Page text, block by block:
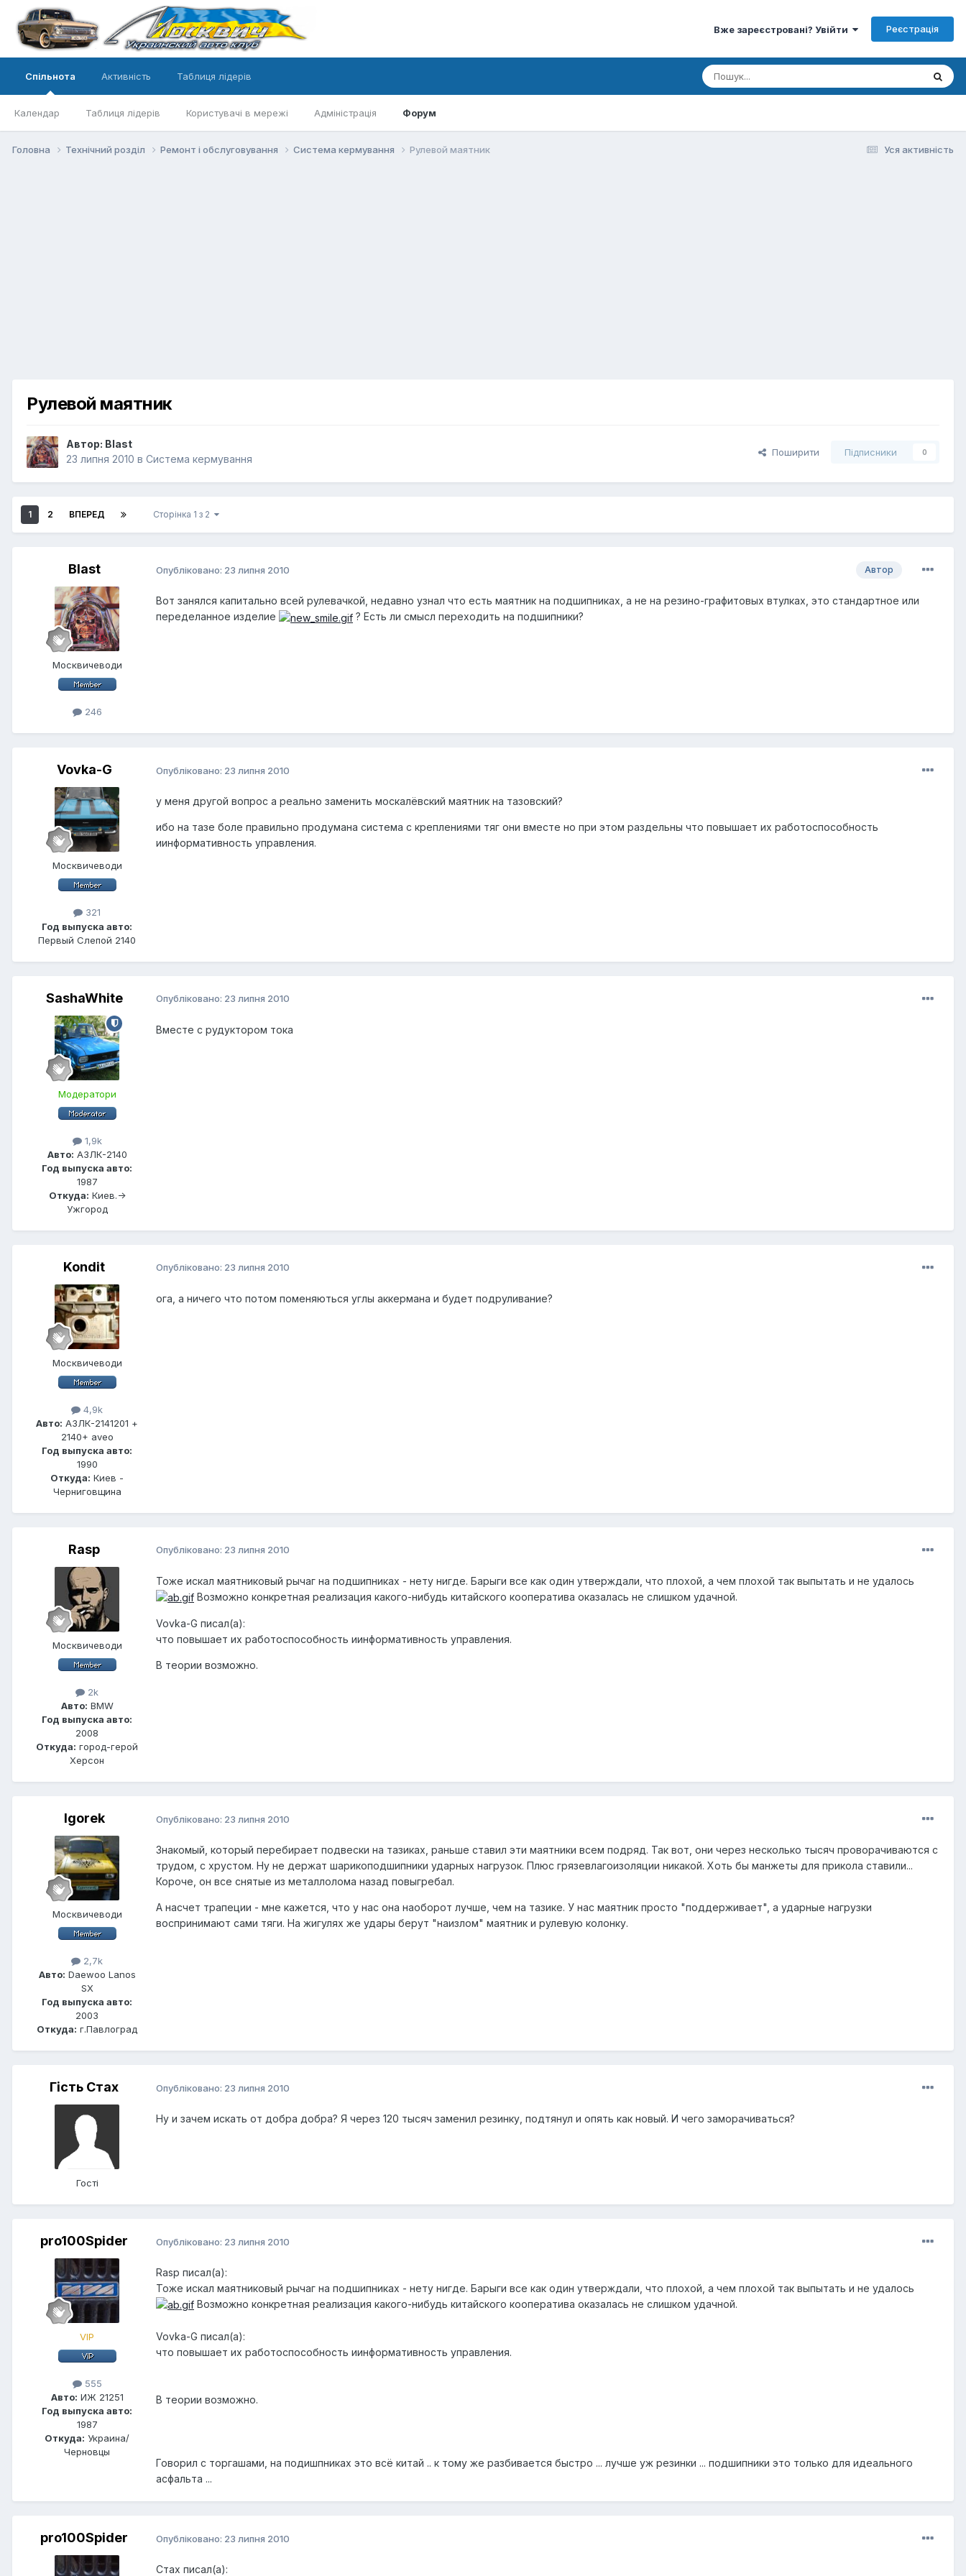
Вже зареєстровані? Увійти Реєстрація
Спільнота
Календар Таблиця лідерів Користувачі в мережі Адміністрація Форум
Активність Таблиця лідерів
Уся активність
Головна Технічний розділ Ремонт і обслуговування Система кермування Рулевой маятник
Рулевой маятник
Автор: Blast
23 липня 2010 в Система кермування
Поширити Підписники 0
1 2 ВПЕРЕД Сторінка 1 з 2
Blast
Москвичеводи
246
Автор
Опубліковано: 23 липня 2010
Вот занялся капитально всей рулевачкой, недавно узнал что есть маятник на подшипниках, а не на резино-графитовых втулках, это стандартное или
переделанное изделие
? Есть ли смысл переходить на подшипники?
Vovka-G
Москвичеводи
321
Год выпуска авто:
Первый Слепой 2140
Опубліковано: 23 липня 2010
у меня другой вопрос а реально заменить москалёвский маятник на тазовский?
ибо на тазе боле правильно продумана система с креплениями тяг они вместе но при этом раздельны что повышает их работоспособность
иинформативность управления.
SashaWhite
Модератори
1,9k
Авто: АЗЛК-2140
Год выпуска авто:
1987
Откуда: Киев.->
Ужгород
Опубліковано: 23 липня 2010
Вместе с рудуктором тока
Kondit
Москвичеводи
4,9k
Авто: АЗЛК-2141201 +
2140+ aveo
Год выпуска авто:
1990
Откуда: Киев -
Черниговщина
Опубліковано: 23 липня 2010
ога, а ничего что потом поменяються углы аккермана и будет подруливание?
Rasp
Москвичеводи
2k
Авто: BMW
Год выпуска авто:
2008
Откуда: город-герой
Херсон
Опубліковано: 23 липня 2010
Тоже искал маятниковый рычаг на подшипниках - нету нигде. Барыги все как один утверждали, что плохой, а чем плохой так выпытать и не удалось
Возможно конкретная реализация какого-нибудь китайского кооператива оказалась не слишком удачной.
Vovka-G писал(а):
что повышает их работоспособность иинформативность управления.
В теории возможно.
Igorek
Москвичеводи
2,7k
Авто: Daewoo Lanos
SX
Год выпуска авто:
2003
Откуда: г.Павлоград
Опубліковано: 23 липня 2010
Знакомый, который перебирает подвески на тазиках, раньше ставил эти маятники всем подряд. Так вот, они через несколько тысяч проворачиваются с
трудом, с хрустом. Ну не держат шарикоподшипники ударных нагрузок. Плюс грязевлагоизоляции никакой. Хоть бы манжеты для прикола ставили...
Короче, он все снятые из металлолома назад повыгребал.
А насчет трапеции - мне кажется, что у нас она наоборот лучше, чем на тазике. У нас маятник просто "поддерживает", а ударные нагрузки
воспринимают сами тяги. На жигулях же удары берут "наизлом" маятник и рулевую колонку.
Гість Стах
Гості
Опубліковано: 23 липня 2010
Ну и зачем искать от добра добра? Я через 120 тысяч заменил резинку, подтянул и опять как новый. И чего заморачиваться?
pro100Spider
VIP
555
Авто: ИЖ 21251
Год выпуска авто:
1987
Откуда: Украина/
Черновцы
Опубліковано: 23 липня 2010
Rasp писал(а):
Тоже искал маятниковый рычаг на подшипниках - нету нигде. Барыги все как один утверждали, что плохой, а чем плохой так выпытать и не удалось
Возможно конкретная реализация какого-нибудь китайского кооператива оказалась не слишком удачной.
Vovka-G писал(а):
что повышает их работоспособность иинформативность управления.
В теории возможно.
Говорил с торгашами, на подишпниках это всё китай .. к тому же разбивается быстро ... лучше уж резинки ... подшипники это только для идеального
асфальта ...
pro100Spider Опубліковано: 23 липня 2010
Стах писал(а):